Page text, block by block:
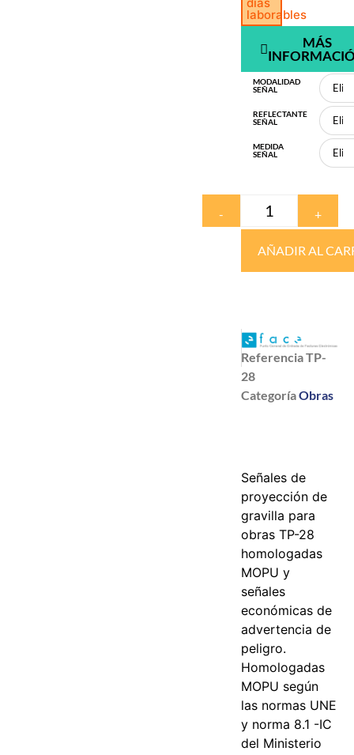
días
laborables
MÁS
MODALIDAD
SEÑAL
REFLECTANTE
SEÑAL
MEDIDA
SEÑAL
- +
AÑADIR AL
ReferenciaTP-
28
CategoríaObras
Señales de
proyección de
gravilla para
obras TP-28
homologadas
MOPU y
señales
económicas de
advertencia de
peligro.
Homologadas
MOPU según
las normas UNE
y norma 8.1 -IC
del Ministerio